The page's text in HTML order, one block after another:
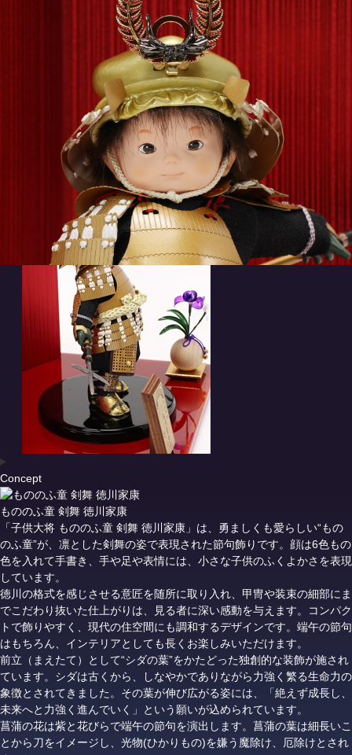
Concept
もののふ童 剣舞 徳川家康
「子供大将 もののふ童 剣舞 徳川家康」は、勇ましくも愛らしい“もの
のふ童”が、凛とした剣舞の姿で表現された節句飾りです。顔は6色もの
色を入れて手書き、手や足や表情には、小さな子供のふくよかさを表現
しています。
徳川の格式を感じさせる意匠を随所に取り入れ、甲冑や装束の細部にま
でこだわり抜いた仕上がりは、見る者に深い感動を与えます。コンパク
トで飾りやすく、現代の住空間にも調和するデザインです。端午の節句
はもちろん、インテリアとしても長くお楽しみいただけます。
前立（まえたて）として“シダの葉”をかたどった独創的な装飾が施され
ています。シダは古くから、しなやかでありながら力強く繁る生命力の
象徴とされてきました。その葉が伸び広がる姿には、「絶えず成長し、
未来へと力強く進んでいく」という願いが込められています。
菖蒲の花は紫と花びらで端午の節句を演出します。菖蒲の葉は細長いこ
とから刀をイメージし、光物(ひかりもの)を嫌う魔除け、厄除けとされ